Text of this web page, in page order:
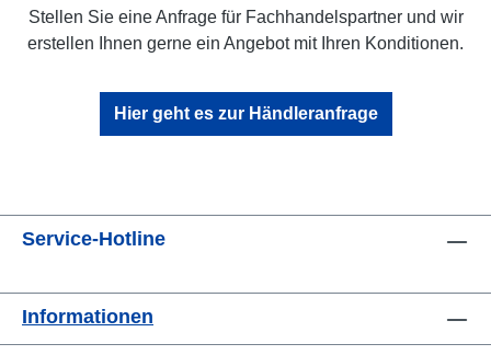
Stellen Sie eine Anfrage für Fachhandelspartner und wir
erstellen Ihnen gerne ein Angebot mit Ihren Konditionen.
Hier geht es zur Händleranfrage
Service-Hotline
Informationen